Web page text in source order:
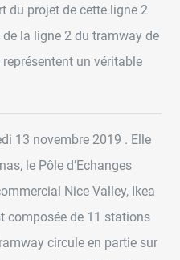
du projet de cette ligne 2
la ligne 2 du tramway de
un véritable
13 novembre 2019 . Elle
le Pôle d’Echanges
Nice Valley, Ikea
composée de 11 stations
circule en partie sur